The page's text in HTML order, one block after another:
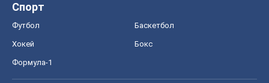
Спорт
Футбол Баскетбол
Хокей Бокс
Формула-1